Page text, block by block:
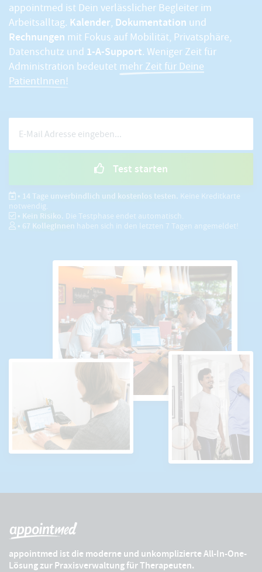
appointmed ist Dein verlässlicher Begleiter im
Arbeitsalltag. Kalender, Dokumentation und
Rechnungen mit Fokus auf Mobilität, Privatsphäre,
Datenschutz und 1-A-Support. Weniger Zeit für
Administration bedeutet mehr Zeit für Deine
PatientInnen!
Test starten
• 14 Tage unverbindlich und kostenlos testen. Keine Kreditkarte
notwendig.
• Kein Risiko. Die Testphase endet automatisch.
• 67 KollegInnen haben sich in den letzten 7 Tagen angemeldet!
appointmed ist die moderne und unkomplizierte All-In-One-
Lösung zur Praxisverwaltung für Therapeuten.